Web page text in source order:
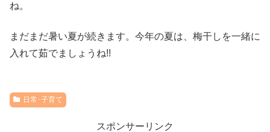
ね。
まだまだ暑い夏が続きます。今年の夏は、梅干しを一緒に
入れて茹でましょうね!!
日常･子育て
スポンサーリンク